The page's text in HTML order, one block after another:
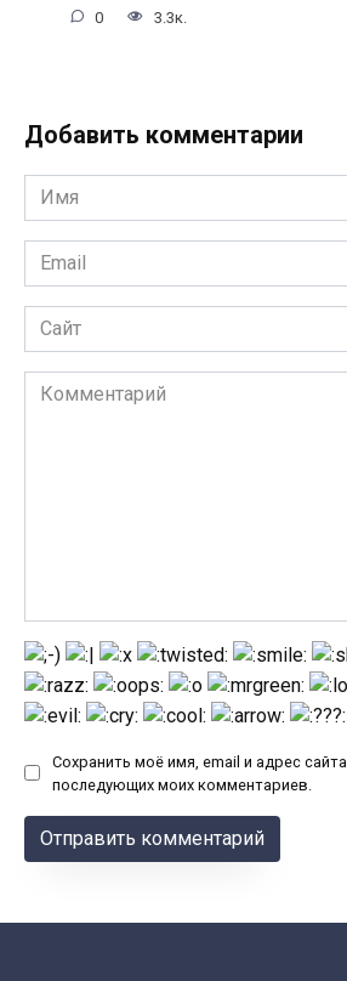
0 3.3к.
Добавить комментарии
Имя
*
Email
*
Сайт
Комментарий
Сохранить моё имя, email и адрес
последующих моих комментариев.